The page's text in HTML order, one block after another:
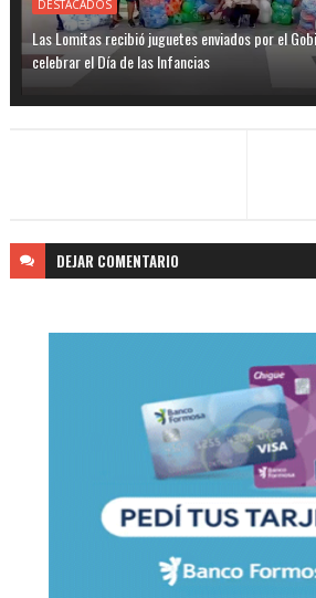
DESTACADOS
Las Lomitas recibió juguetes enviados por el
celebrar el Día de las Infancias
DEJAR COMENTARIO